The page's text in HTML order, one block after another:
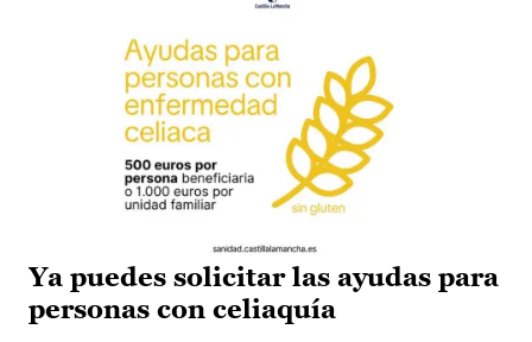
Ya puedes solicitar las ayudas para
personas con celiaquía